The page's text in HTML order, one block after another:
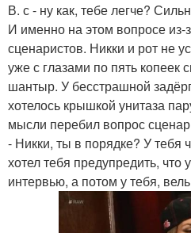
В. с - ну как, тебе легче?
И именно на этом вопросе из-
сценаристов. Никки и рот не
уже с глазами по пять копеек
шантыр. У бесстрашной
хотелось крышкой унитаза
мысли перебил вопрос
- Никки, ты в порядке? У тебя
хотел тебя предупредить, что
интервью, а потом у тебя,